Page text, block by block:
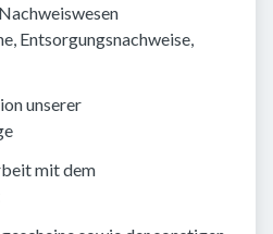
Entsorgungsnachweise,
unserer
mit dem